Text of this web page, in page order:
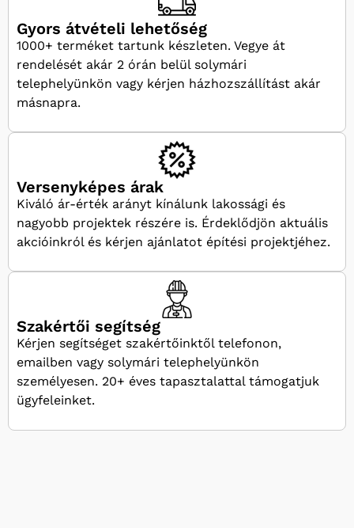
Gyors átvételi lehetőség
1000+ terméket tartunk készleten. Vegye át
rendelését akár 2 órán belül solymári
telephelyünkön vagy kérjen házhozszállítást akár
másnapra.
Versenyképes árak
Kiváló ár-érték arányt kínálunk lakossági és
nagyobb projektek részére is. Érdeklődjön aktuális
akcióinkról és kérjen ajánlatot építési projektjéhez.
Szakértői segítség
Kérjen segítséget szakértőinktől telefonon,
emailben vagy solymári telephelyünkön
személyesen. 20+ éves tapasztalattal támogatjuk
ügyfeleinket.